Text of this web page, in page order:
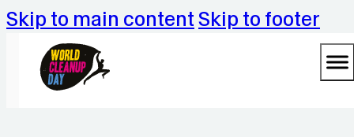
Skip to main content Skip to footer